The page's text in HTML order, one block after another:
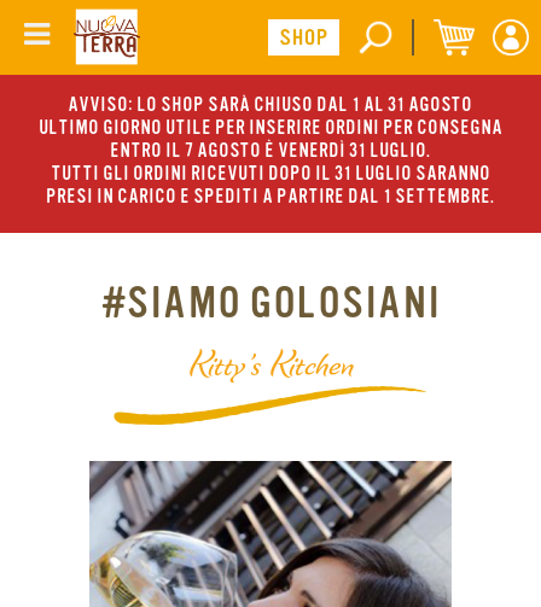
AVVISO: LO SHOP SARÀ CHIUSO DAL 1 AL 31 AGOSTO
ULTIMO GIORNO UTILE PER INSERIRE ORDINI PER CONSEGNA
ENTRO IL 7 AGOSTO È VENERDÌ 31 LUGLIO.
TUTTI GLI ORDINI RICEVUTI DOPO IL 31 LUGLIO SARANNO
PRESI IN CARICO E SPEDITI A PARTIRE DAL 1 SETTEMBRE.
#SIAMO GOLOSIANI
Kitty’s Kitchen